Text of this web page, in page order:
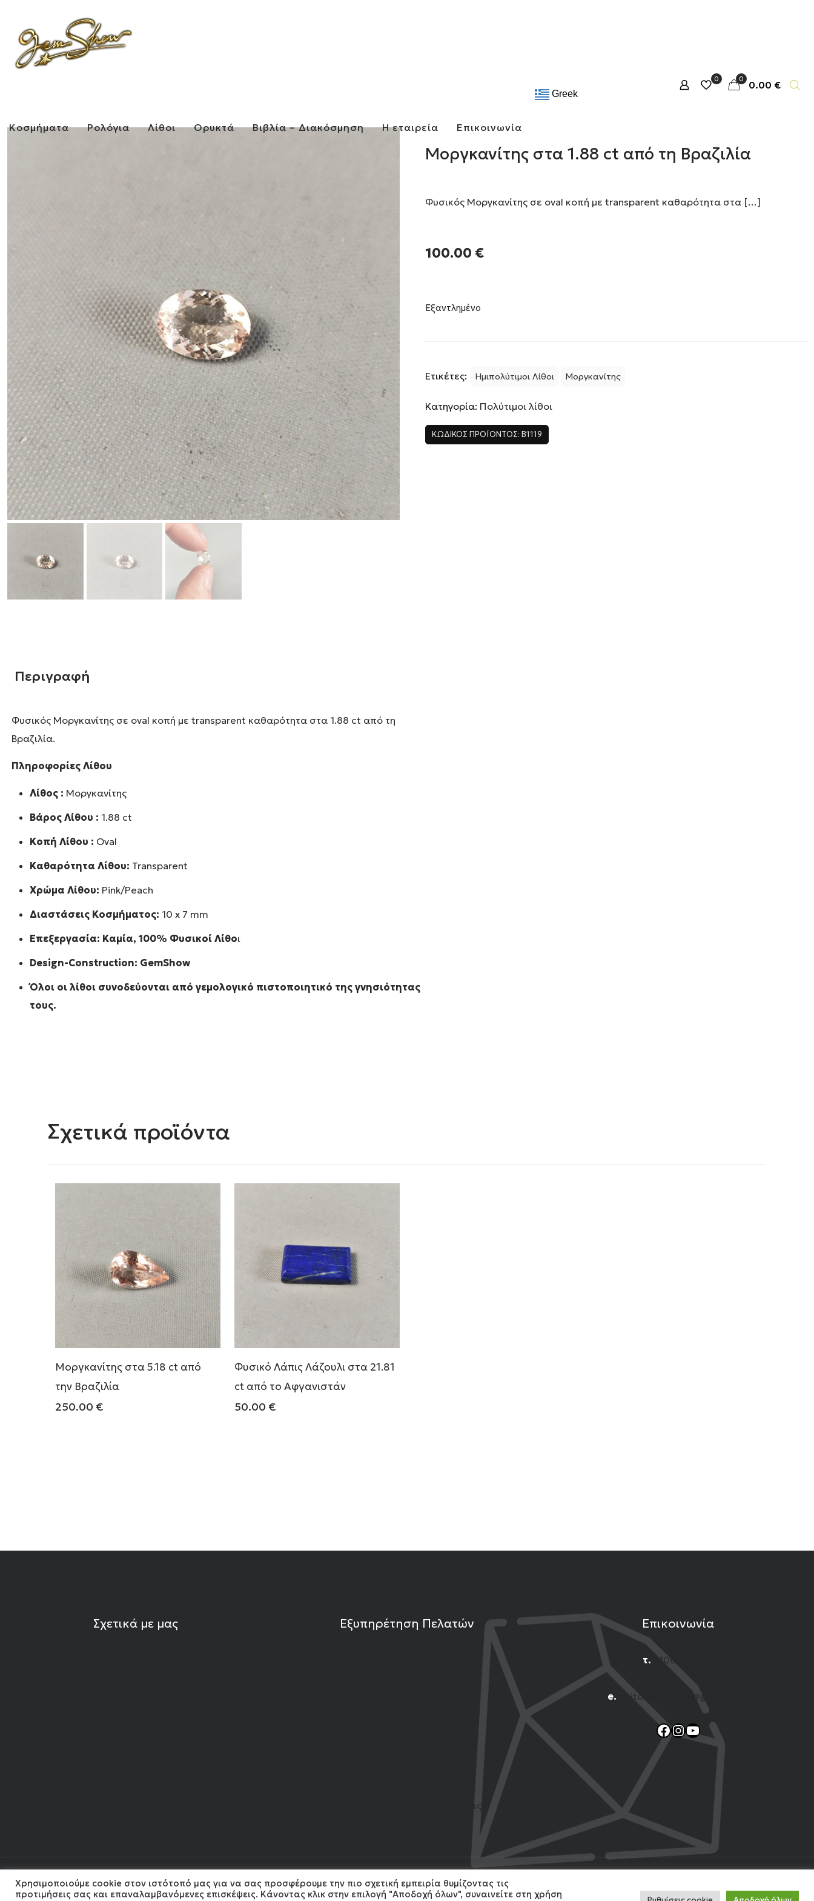
Κοσμήματα Ρολόγια Λίθοι Ορυκτά Βιβλία – Διακόσμηση Η εταιρεία Επικοινωνία
Greek
0 0 0.00 €
Μοργκανίτης στα 1.88 ct από τη Βραζιλία
Φυσικός Μοργκανίτης σε oval κοπή με transparent καθαρότητα στα […]
100.00 €
Εξαντλημένο
Ετικέτες: Ημιπολύτιμοι Λίθοι Μοργκανίτης
Κατηγορία: Πολύτιμοι λίθοι
ΚΩΔΙΚΌΣ ΠΡΟΪΌΝΤΟΣ: B1119
Περιγραφή
Φυσικός Μοργκανίτης σε oval κοπή με transparent καθαρότητα στα 1.88 ct από τη
Βραζιλία.
Πληροφορίες Λίθου
Λίθος : Μοργκανίτης
Βάρος Λίθου : 1.88 ct
Κοπή Λίθου : Oval
Καθαρότητα Λίθου: Transparent
Χρώμα Λίθου: Pink/Peach
Διαστάσεις Κοσμήματος: 10 x 7 mm
Επεξεργασία: Καμία, 100% Φυσικοί Λίθοι
Design-Construction: GemShow
Όλοι οι λίθοι συνοδεύονται από γεμολογικό πιστοποιητικό της γνησιότητας
τους.
Σχετικά προϊόντα
Μοργκανίτης στα 5.18 ct από
την Βραζιλία
250.00 €
Φυσικό Λάπις Λάζουλι στα 21.81
ct από το Αφγανιστάν
50.00 €
Σχετικά με μας Εξυπηρέτηση Πελατών
Όροι Χρήσης και Προϋποθέσεις
Επικοινωνία
τ. 2106001444
e. n.titomichelakis@gmail.com
Facebook
Instagram
YouTube
2024 Gemshow. All Rights reserved. Developed byMonoWare Web
Χρησιμοποιούμε cookie στον ιστότοπό μας για να σας προσφέρουμε την πιο σχετική εμπειρία θυμίζοντας τις
προτιμήσεις σας και επαναλαμβανόμενες επισκέψεις. Κάνοντας κλικ στην επιλογή "Αποδοχή όλων", συναινείτε στη χρήση